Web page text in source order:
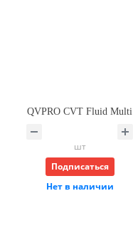
QVPRO CVT Fluid Multi
шт
Подписаться
Нет в наличии